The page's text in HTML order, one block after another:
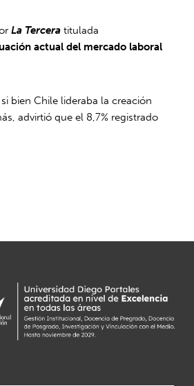
La Tercera titulada
actual del mercado laboral
bien Chile lideraba la creación
advirtió que el 8,7% registrado